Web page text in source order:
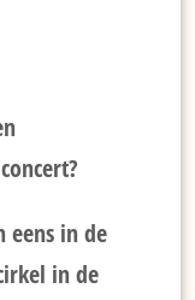
eens in de
in de